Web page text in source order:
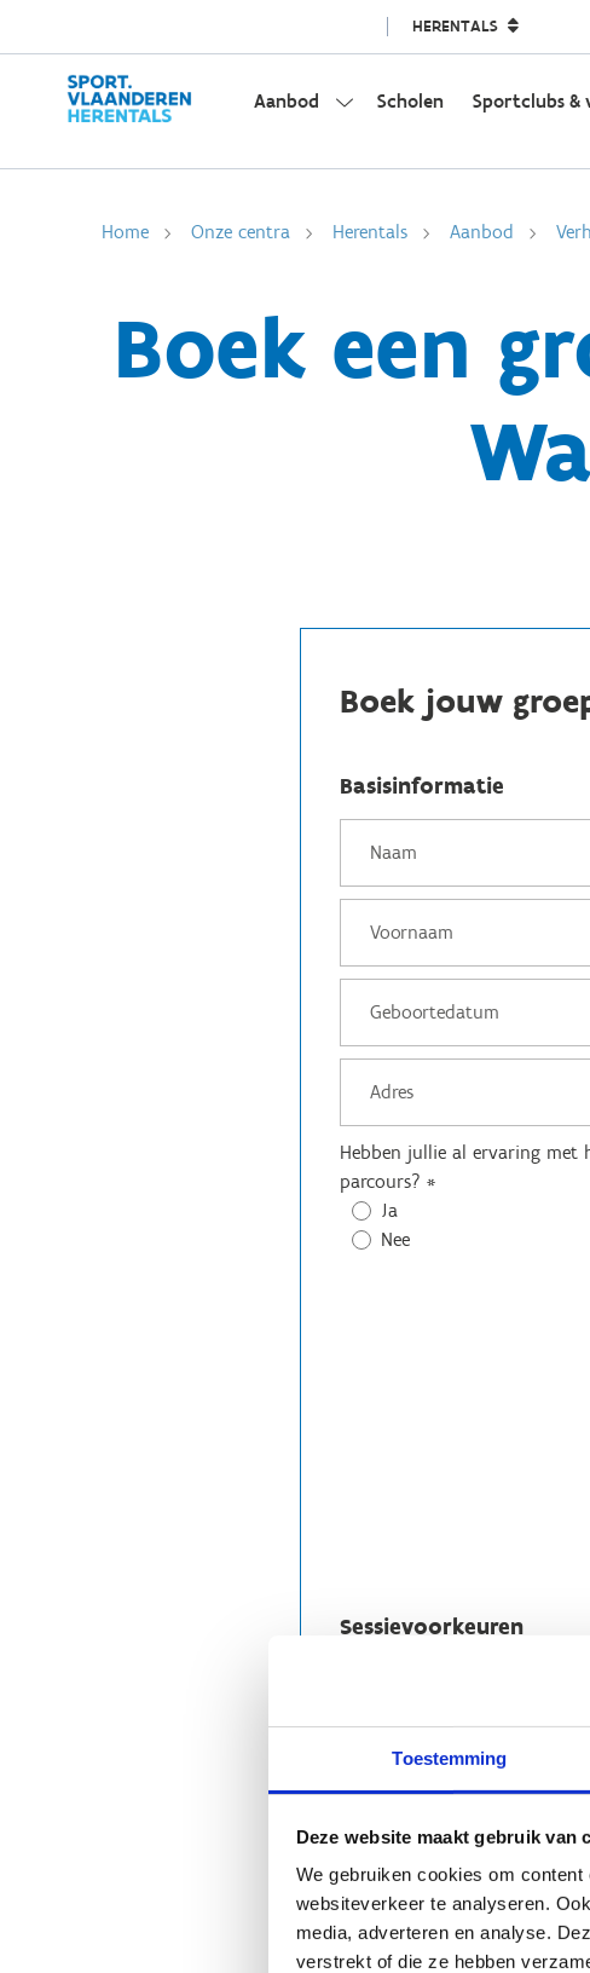
Toestemming
Deze website maakt gebruik van
We gebruiken cookies om
websiteverkeer te analyseren.
media, adverteren en analyse.
verstrekt of die ze hebben
HERENTALS
Aanbod Scholen Sportclubs &
Home Onze centra Herentals Aanbod
Boek een
Boek jouw
Basisinformatie
Hebben jullie al ervaring met
parcours? *
Ja
Nee
Sessievoorkeuren
ALTERNATIEVE DATUM